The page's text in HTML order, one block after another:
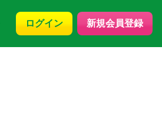
ログイン 新規会員登録